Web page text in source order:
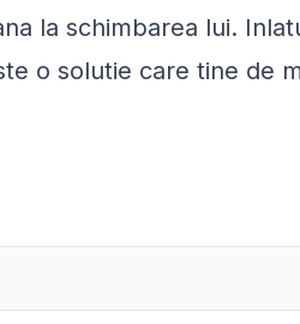
la schimbarea lui.
o solutie care tine de